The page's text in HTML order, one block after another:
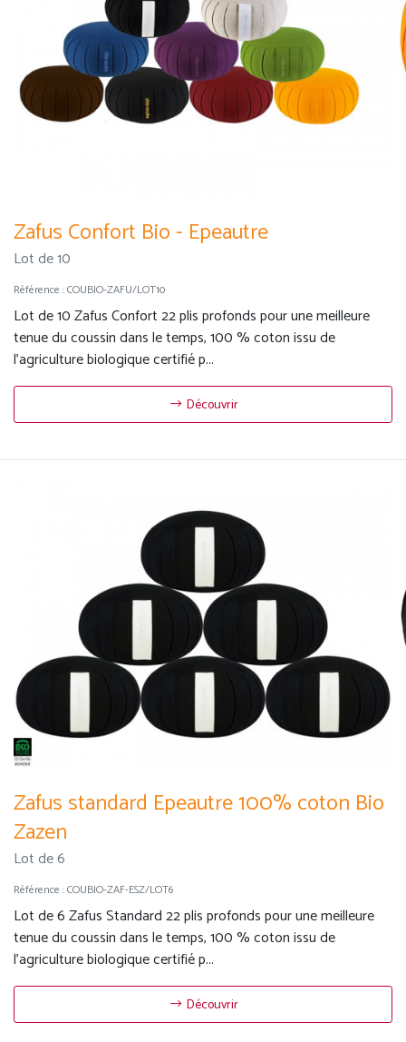
Zafus Confort Bio - Epeautre
Lot de 10
Référence :COUBIO-ZAFU/LOT10
Lot de 10 Zafus Confort 22 plis profonds pour une meilleure
tenue du coussin dans le temps, 100 % coton issu de
l'agriculture biologique certifié p...
Découvrir
Zafus standard Epeautre 100% coton Bio
Zazen
Lot de 6
Référence :COUBIO-ZAF-ESZ/LOT6
Lot de 6 Zafus Standard 22 plis profonds pour une meilleure
tenue du coussin dans le temps, 100 % coton issu de
l'agriculture biologique certifié p...
Découvrir